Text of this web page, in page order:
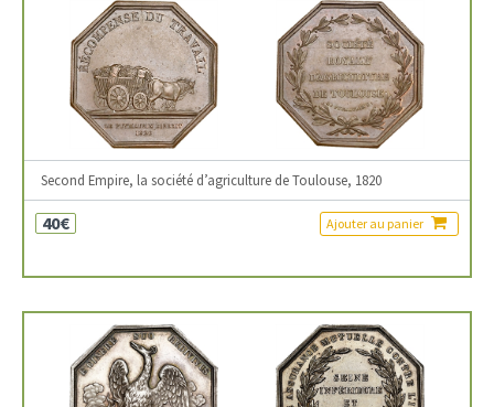
Second Empire, la société d’agriculture de Toulouse, 1820
40€ Ajouter au panier